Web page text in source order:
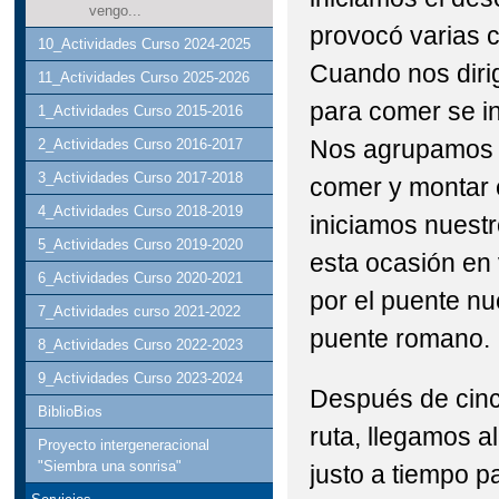
vengo...
10_Actividades Curso 2024-2025
11_Actividades Curso 2025-2026
1_Actividades Curso 2015-2016
2_Actividades Curso 2016-2017
3_Actividades Curso 2017-2018
4_Actividades Curso 2018-2019
5_Actividades Curso 2019-2020
6_Actividades Curso 2020-2021
7_Actividades curso 2021-2022
8_Actividades Curso 2022-2023
9_Actividades Curso 2023-2024
BiblioBios
Proyecto intergeneracional
"Siembra una sonrisa"
provocó varias
Cuando nos
para comer se
Nos
comer y montar
iniciamos
esta ocasión
por el puente
puente romano.
Después de
ruta, llegamos
justo a tiempo